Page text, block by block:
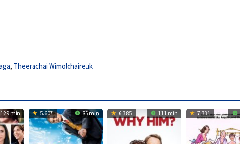
, Theerachai Wimolchaireuk
129 min 5.607 86 min 6.385 111 min 7.331